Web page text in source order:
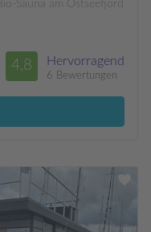
Sauna am Ostseefjord
Hervorragend
4,8
6 Bewertungen